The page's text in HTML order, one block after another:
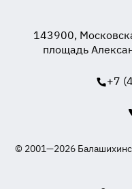
143900,
площадь
+7
© 2001—2026